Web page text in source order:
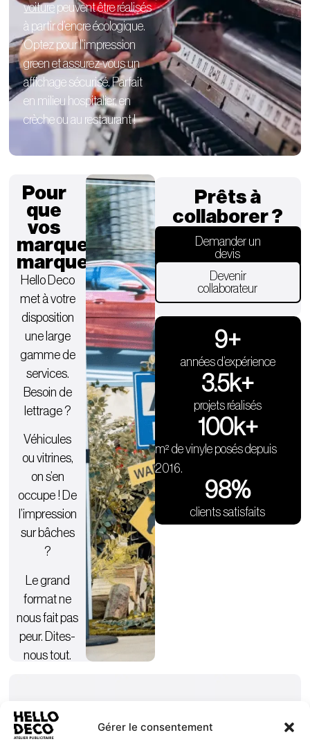
Gérer le consentement
voiture peuvent être réalisés
à partir d’encre écologique.
Optez pour l’impression
green et assurez-vous un
affichage sécurisé. Parfait
en milieu hospitalier, en
crèche ou au restaurant !
Pour
que
vos
marques
marquent.
Hello Deco
met à votre
disposition
une large
gamme de
services.
Besoin de
lettrage ?
Véhicules
ou vitrines,
on s’en
occupe ! De
l’impression
sur bâches
?
Le grand
format ne
nous fait pas
peur. Dites-
nous tout.
Prêts à
collaborer ?
Demander un
devis
Devenir
collaborateur
années d’expérience
9+
projets réalisés
3.5k+
m² de vinyle posés depuis
2016.
100k+
clients satisfaits
98%